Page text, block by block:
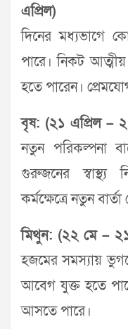
এপ্রিল)
দিনের মধ্যভাগে
পারে। নিকট আত্মীয়
হতে পারেন।
বৃষ: (২১ এপ্রিল –
নতুন পরিকল্পনা
গুরুজনের স্বাস্থ্য
কর্মক্ষেত্রে নতুন
মিথুন: (২২ মে –
হজমের সমস্যায়
আবেগ যুক্ত হতে
আসতে পারে।